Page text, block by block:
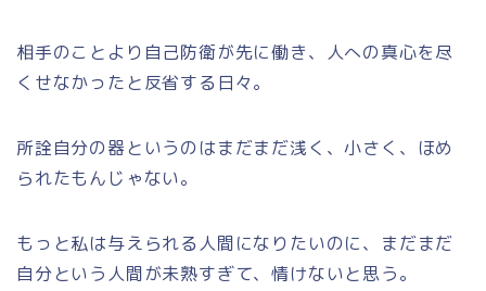
相手のことより自己防衛が先に働き、人への真心を尽
くせなかったと反省する日々。
所詮自分の器というのはまだまだ浅く、小さく、ほめ
られたもんじゃない。
もっと私は与えられる人間になりたいのに、まだまだ
自分という人間が未熟すぎて、情けないと思う。